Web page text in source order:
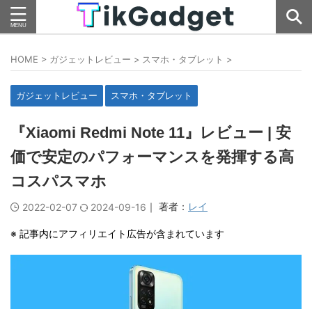
HOME > ガジェットレビュー > スマホ・タブレット >
ガジェットレビュー スマホ・タブレット
『Xiaomi Redmi Note 11』レビュー | 安
価で安定のパフォーマンスを発揮する高
コスパスマホ
2022-02-07 2024-09-16 ｜ 著者： レイ
※ 記事内にアフィリエイト広告が含まれています